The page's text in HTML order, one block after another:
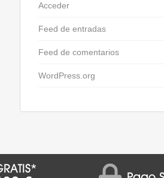
Acceder
Feed de entradas
Feed de comentarios
WordPress.org